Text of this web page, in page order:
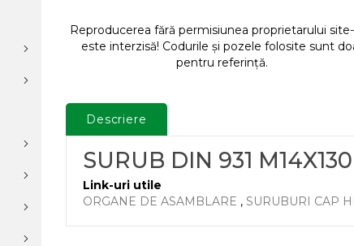
Reproducerea fără permisiunea proprietarului
este interzisă! Codurile și pozele folosite sunt
pentru referință.
Descriere
SURUB DIN 931
Link-uri utile
ORGANE DE ASAMBLARE , SURUBURI CAP